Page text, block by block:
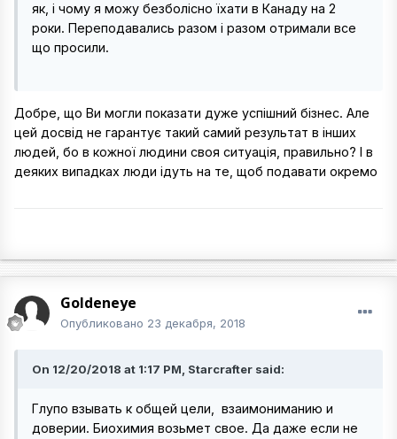
як, і чому я можу безболісно їхати в Канаду на 2
роки. Переподавались разом і разом отримали все
що просили.
Добре, що Ви могли показати дуже успішний бізнес. Але
цей досвід не гарантує такий самий результат в інших
людей, бо в кожної людини своя ситуація, правильно? І в
деяких випадках люди ідуть на те, щоб подавати окремо
Goldeneye
Опубликовано 23 декабря, 2018
On 12/20/2018 at 1:17 PM, Starcrafter said:
Глупо взывать к общей цели, взаимониманию и
доверии. Биохимия возьмет свое. Да даже если не